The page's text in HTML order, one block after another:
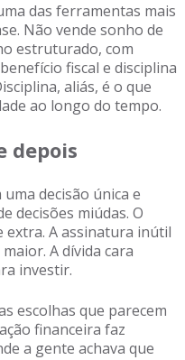
das ferramentas mais
Não vende sonho de
estruturado, com
fiscal e disciplina
aliás, é o que
ao longo do tempo.
depois
decisão única e
decisões miúdas. O
A assinatura inútil
A dívida cara
investir.
escolhas que parecem
financeira faz
a gente achava que